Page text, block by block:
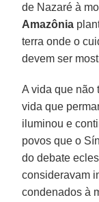
de Nazaré à
Amazônia
terra onde o
devem ser
A vida que não
vida que
iluminou e
povos que o
do debate
consideravam
condenados à